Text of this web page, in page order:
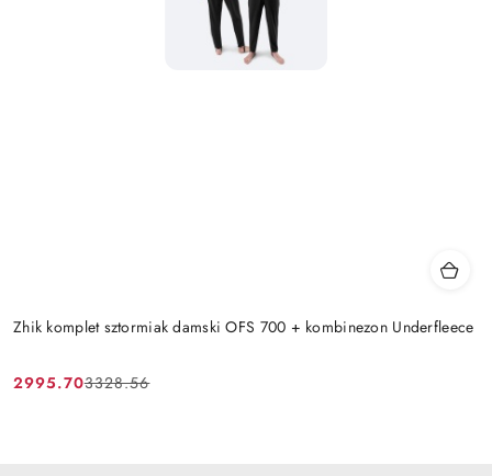
Zhik komplet sztormiak damski OFS 700 + kombinezon Underfleece
Cena
2995.70
Cena
3328.56